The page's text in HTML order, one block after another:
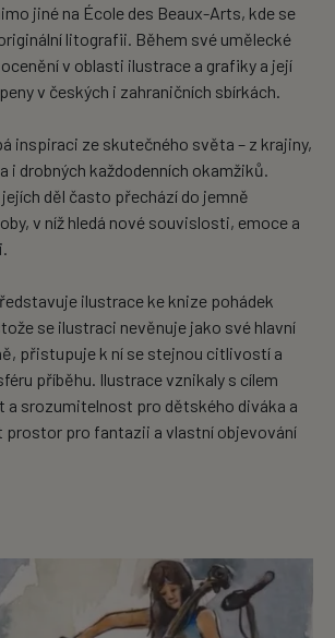
jiné na École des Beaux-Arts, kde se
litografii. Během své umělecké
v oblasti ilustrace a grafiky a její
v českých i zahraničních sbírkách.
inspiraci ze skutečného světa – z krajiny,
i drobných každodenních okamžiků.
děl často přechází do jemně
v níž hledá nové souvislosti, emoce a
ilustrace ke knize pohádek
se ilustraci nevěnuje jako své hlavní
přistupuje k ní se stejnou citlivostí a
příběhu. Ilustrace vznikaly s cílem
a srozumitelnost pro dětského diváka a
prostor pro fantazii a vlastní objevování